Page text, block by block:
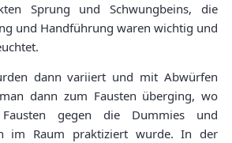
Sprung und Schwungbeins, die
und Handführung waren wichtig und
dann variiert und mit Abwürfen
dann zum Fausten überging, wo
gegen die Dummies und
im Raum praktiziert wurde. In der